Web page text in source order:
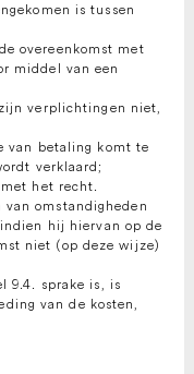
is tussen
overeenkomst met
middel van een
verplichtingen niet,
van betaling komt te
verklaard;
het recht.
van omstandigheden
hij hiervan op de
niet (op deze wijze)
9.4. sprake is, is
van de kosten,